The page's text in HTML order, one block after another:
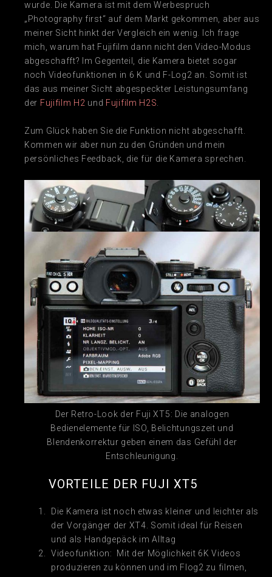
wurde. Die Kamera ist mit dem Werbespruch
„Photography first“ auf dem Markt gekommen, aber aus
meiner Sicht hinkt der Vergleich ein wenig. Ich frage
mich, warum hat Fujifilm dann nicht den Video-Modus
abgeschafft? Im Gegenteil, die Kamera bietet sogar
noch Videofunktionen in 6 K und F-Log2 an. Somit ist
das aus meiner Sicht abgespeckter Leistungsumfang
der Fujifilm H2 und Fujifilm H2S.
Zum Glück haben Sie die Funktion nicht abgeschafft.
Kommen wir aber nun zu den Gründen und mein
persönliches Feedback, die für die Kamera sprechen.
Der Retro-Look der Fuji XT5: Die analogen
Bedienelemente für ISO, Belichtungszeit und
Blendenkorrektur geben einem das Gefühl der
Entschleunigung.
VORTEILE DER FUJI XT5
Die Kamera ist noch etwas kleiner und leichter als
der Vorgänger der XT4. Somit ideal für Reisen
und als Handgepäck im Alltag
Videofunktion: Mit der Möglichkeit 6K Videos
produzieren zu können und im Flog2 zu filmen,